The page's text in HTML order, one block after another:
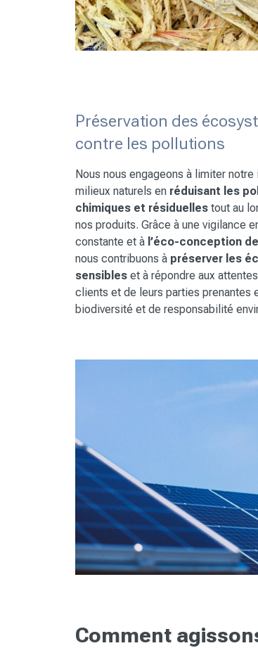
Préservation des
contre les pollutions
Nous nous engageons à limiter
milieux naturels en réduisant les
chimiques et résiduelles tout au
nos produits. Grâce à une vigilance
constante et à l’éco-conception
nous contribuons à préserver les
sensibles et à répondre aux
clients et de leurs parties prenantes
biodiversité et de responsabilité
Comment